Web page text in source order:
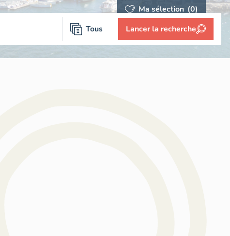
Ma sélection (0)
Tous Lancer la recherche